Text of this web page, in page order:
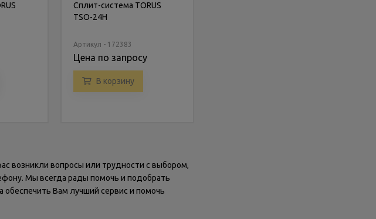
Сплит-система TORUS
TSO-24H
Артикул - 172383
Цена по запросу
В корзину
возникли вопросы или трудности с выбором,
Мы всегда рады помочь и подобрать
Вам лучший сервис и помочь